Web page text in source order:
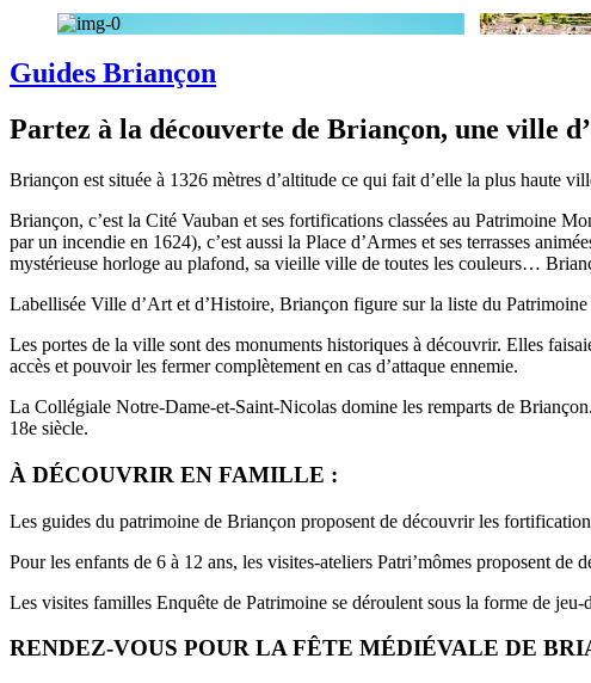
Guides Briançon
Partez à la découverte de Briançon, une ville
Briançon est située à 1326 mètres d’altitude ce qui fait d’elle la plus haute
Briançon, c’est la Cité Vauban et ses fortifications classées au Patrimoine
par un incendie en 1624), c’est aussi la Place d’Armes et ses terrasses
mystérieuse horloge au plafond, sa vieille ville de toutes les couleurs…
Labellisée Ville d’Art et d’Histoire, Briançon figure sur la liste du
Les portes de la ville sont des monuments historiques à découvrir. Elles
accès et pouvoir les fermer complètement en cas d’attaque ennemie.
La Collégiale Notre-Dame-et-Saint-Nicolas domine les remparts de
18e siècle.
À DÉCOUVRIR EN FAMILLE :
Les guides du patrimoine de Briançon proposent de découvrir les
Pour les enfants de 6 à 12 ans, les visites-ateliers Patri’mômes proposent de
Les visites familles Enquête de Patrimoine se déroulent sous la forme de
RENDEZ-VOUS POUR LA FÊTE MÉDIÉVALE DE